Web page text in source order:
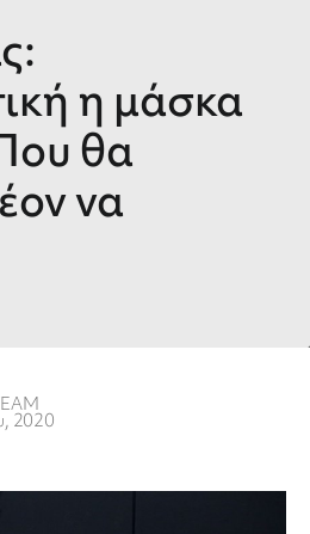
η μάσκα
θα
να
2020